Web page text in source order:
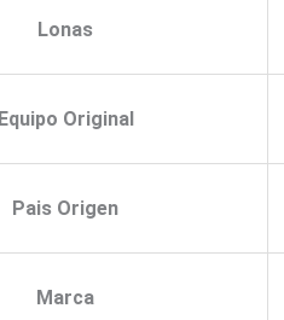
Lonas
Equipo Original
Pais Origen
Marca